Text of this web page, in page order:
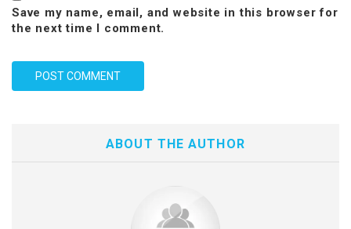
Save my name, email, and website in this browser for
the next time I comment.
ABOUT THE AUTHOR